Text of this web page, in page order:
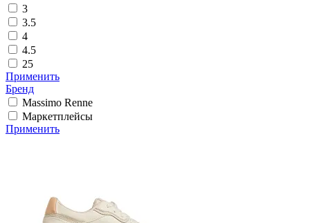
3
3.5
4
4.5
25
Применить
Бренд
Massimo Renne
Маркетплейсы
Применить